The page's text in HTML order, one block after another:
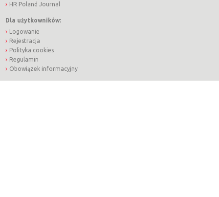
HR Poland Journal
Dla użytkowników:
Logowanie
Rejestracja
Polityka cookies
Regulamin
Obowiązek informacyjny